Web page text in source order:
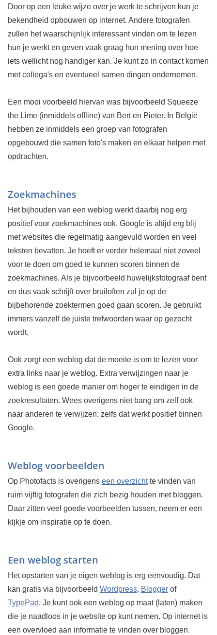
Door op een leuke wijze over je werk te schrijven kun je
bekendheid opbouwen op internet. Andere fotografen
zullen het waarschijnlijk interessant vinden om te lezen
hun je werkt en geven vaak graag hun mening over hoe
iets wellicht nog handiger kan. Je kunt zo in contact komen
met collega's en eventueel samen dingen ondernemen.
Een mooi voorbeeld hiervan was bijvoorbeeld Squeeze
the Lime (inmiddels offline) van Bert en Pieter. In België
hebben ze inmiddels een groep van fotografen
opgebouwd die samen foto's maken en elkaar helpen met
opdrachten.
Zoekmachines
Het bijhouden van een weblog werkt daarbij nog erg
positief voor zoekmachines ook. Google is altijd erg blij
met websites die regelmatig aangevuld worden en veel
teksten bevatten. Je hoeft er verder helemaal niet zoveel
voor te doen om goed te kunnen scoren binnen de
zoekmachines. Als je bijvoorbeeld huwelijksfotograaf bent
en dus vaak schrijft over bruiloften zul je op de
bijbehorende zoektermen goed gaan scoren. Je gebruikt
immers vanzelf de juiste trefwoorden waar op gezocht
wordt.
Ook zorgt een weblog dat de moeite is om te lezen voor
extra links naar je weblog. Extra verwijzingen naar je
weblog is een goede manier om hoger te eindigen in de
zoekresultaten. Wees overigens niet bang om zelf ook
naar anderen te verwijzen; zelfs dat werkt positief binnen
Google.
Weblog voorbeelden
Op Photofacts is overigens een overzichtte vinden van
ruim vijftig fotografen die zich bezig houden met bloggen.
Daar zitten veel goede voorbeelden tussen, neem er een
kijkje om inspiratie op te doen.
Een weblog starten
Het opstarten van je eigen weblog is erg eenvoudig. Dat
kan gratis via bijvoorbeeld Wordpress, Bloggerof
TypePad. Je kunt ook een weblog op maat (laten) maken
die je naadloos in je website op kunt nemen. Op internet is
een overvloed aan informatie te vinden over bloggen.